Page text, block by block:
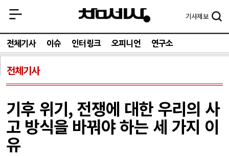
기사제보
전체기사 이슈 인터링크 오피니언 연구소
전체기사
기후 위기, 전쟁에 대한 우리의 사
고 방식을 바꿔야 하는 세 가지 이
유